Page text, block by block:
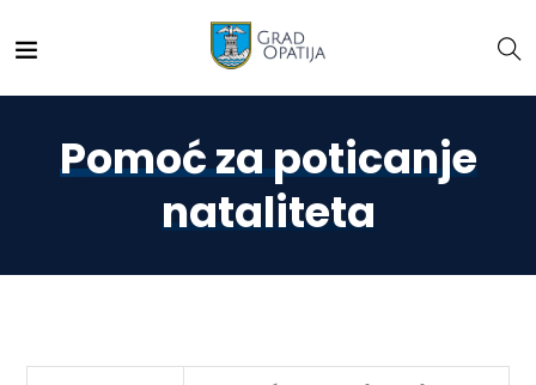
Pomoć za poticanje
nataliteta